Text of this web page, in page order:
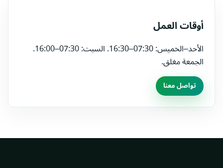
أوقات العمل
الأحد–الخميس: 07:30–16:30. السبت: 07:30–16:00.
الجمعة مغلق.
تواصل معنا